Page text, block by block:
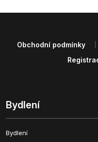
Bydlení
Bydlení
Obchodní podmínky